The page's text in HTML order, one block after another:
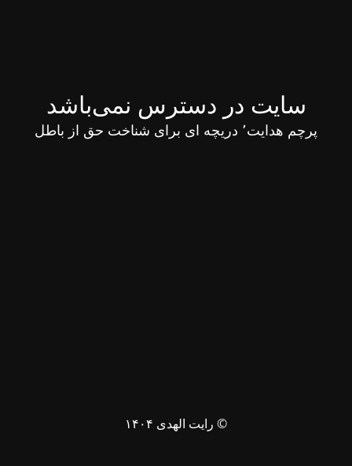
سایت در دسترس نمی‌باشد
پرچم هدایت٬ دریچه ای برای شناخت حق از باطل
© رایت الهدی ۱۴۰۴